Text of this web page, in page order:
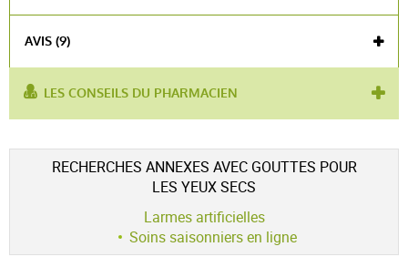
AVIS (9)
Voir l'attestation de confiance
Avis soumis à un contrôle
4.8 / 5
LES CONSEILS DU PHARMACIEN
RECHERCHES ANNEXES AVEC GOUTTES POUR
LES YEUX SECS
Larmes artificielles
Soins saisonniers en ligne